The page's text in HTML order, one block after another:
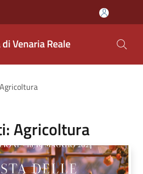
Venaria Reale
Agricoltura
Agricoltura